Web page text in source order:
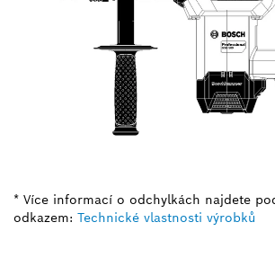
* Více informací o odchylkách najdete
odkazem: Technické vlastnosti výrobků